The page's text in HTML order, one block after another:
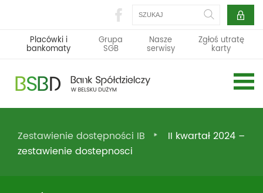
Szukaj
Placówki i
bankomaty
Grupa
SGB
Nasze
serwisy
Zgłoś utratę
karty
Zestawienie dostępności IB
II kwartał 2024 –
zestawienie dostepnosci